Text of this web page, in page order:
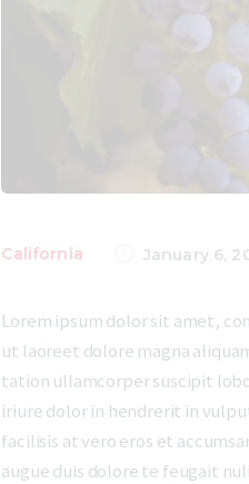
California January 6,
Lorem ipsum dolor sit amet,
ut laoreet dolore magna
tation ullamcorper suscipit
iriure dolor in hendrerit in
facilisis at vero eros et
augue duis dolore te feugait